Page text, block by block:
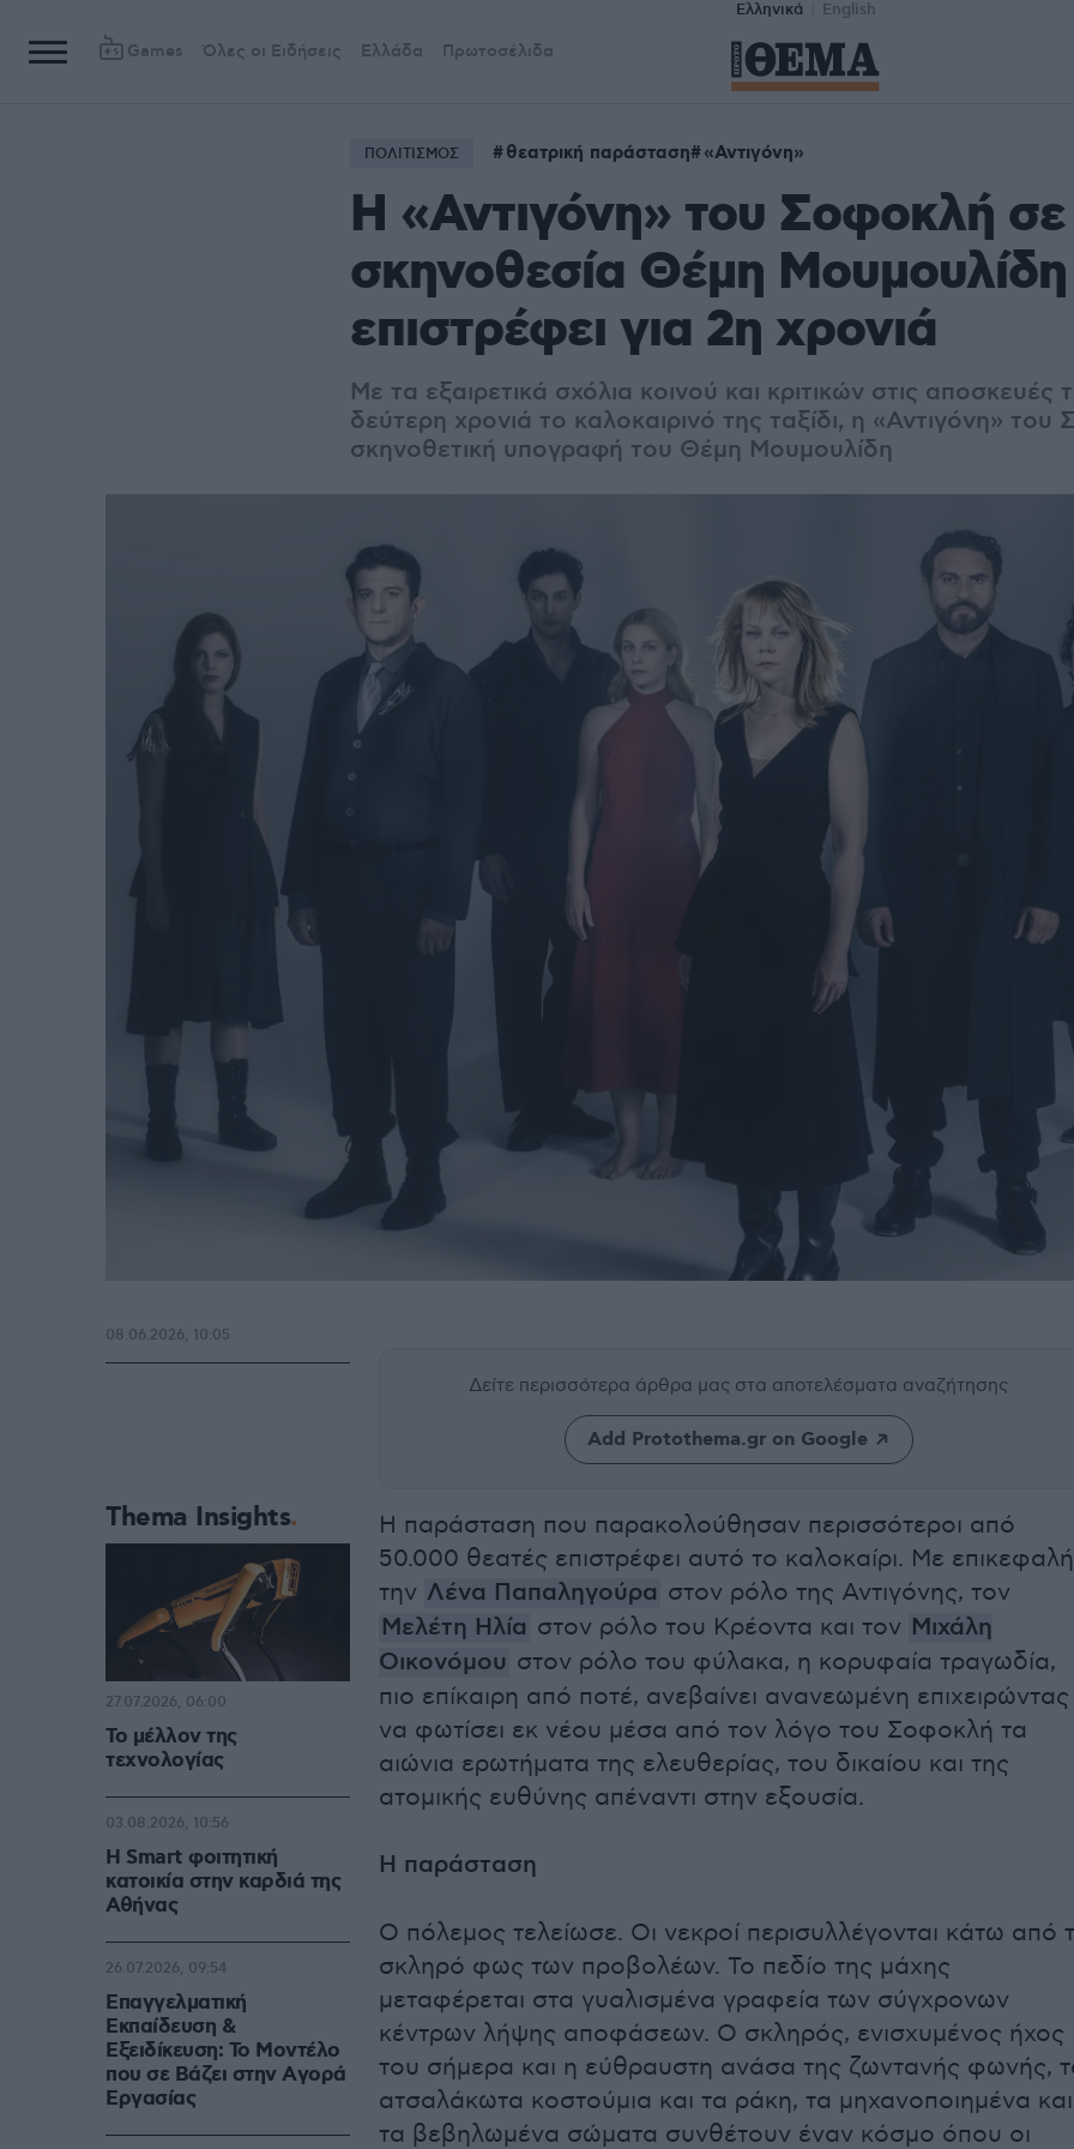
Ελληνικά English
Games Όλες οι Ειδήσεις Ελλάδα Πρωτοσέλιδα
ΠΟΛΙΤΙΣΜΟΣ θεατρική παράσταση «Αντιγόνη»
Η «Αντιγόνη» του Σοφοκλή σε
σκηνοθεσία Θέμη Μουμουλίδη
επιστρέφει για 2η χρονιά
Με τα εξαιρετικά σχόλια κοινού και κριτικών στις αποσκευές
δεύτερη χρονιά το καλοκαιρινό της ταξίδι, η «Αντιγόνη»
σκηνοθετική υπογραφή του Θέμη Μουμουλίδη
Δείτε περισσότερα άρθρα μας στα αποτελέσματα αναζήτησης
Add Protothema.gr on Google
Η παράσταση που παρακολούθησαν περισσότεροι από
50.000 θεατές επιστρέφει αυτό το καλοκαίρι. Με
την Λένα Παπαληγούρα στον ρόλο της Αντιγόνης, τον
Μελέτη Ηλία στον ρόλο του Κρέοντα και τον Μιχάλη
Οικονόμου στον ρόλο του φύλακα, η κορυφαία τραγωδία,
πιο επίκαιρη από ποτέ, ανεβαίνει ανανεωμένη επιχειρώντας
να φωτίσει εκ νέου μέσα από τον λόγο του Σοφοκλή τα
αιώνια ερωτήματα της ελευθερίας, του δικαίου και της
ατομικής ευθύνης απέναντι στην εξουσία.
Η παράσταση
Ο πόλεμος τελείωσε. Οι νεκροί περισυλλέγονται κάτω από
σκληρό φως των προβολέων. Το πεδίο της μάχης
μεταφέρεται στα γυαλισμένα γραφεία των σύγχρονων
κέντρων λήψης αποφάσεων. Ο σκληρός, ενισχυμένος ήχος
του σήμερα και η εύθραυστη ανάσα της ζωντανής φωνής,
ατσαλάκωτα κοστούμια και τα ράκη, τα μηχανοποιημένα και
τα βεβηλωμένα σώματα συνθέτουν έναν κόσμο όπου οι
08.06.2026, 10:05
Thema Insights
Το μέλλον της
τεχνολογίας
27.07.2026, 06:00
Η Smart φοιτητική
κατοικία στην καρδιά της
Αθήνας
03.08.2026, 10:56
Επαγγελματική
Εκπαίδευση &
Εξειδίκευση: Το Mοντέλο
που σε Bάζει στην Aγορά
Eργασίας
26.07.2026, 09:54